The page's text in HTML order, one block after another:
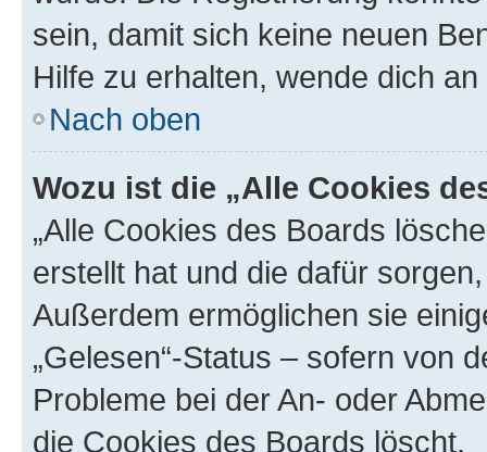
sein, damit sich keine neuen
Hilfe zu erhalten, wende dich
Nach oben
Wozu ist die „Alle Cookies
„Alle Cookies des Boards
erstellt hat und die dafür
Außerdem ermöglichen sie
„Gelesen“-Status – sofern von
Probleme bei der An- oder
die Cookies des Boards löscht.